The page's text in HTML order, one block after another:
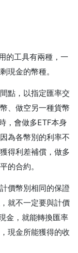
的工具有兩種，一
現金的幣種。
點，以指定匯率交
、做空另一種貨幣
，會做多ETF本身
為各幣別的利率不
得利差補償，做多
的合約。
價幣別相同的保證
就不一定要與計價
金，就能轉換匯率
現金所能獲得的收